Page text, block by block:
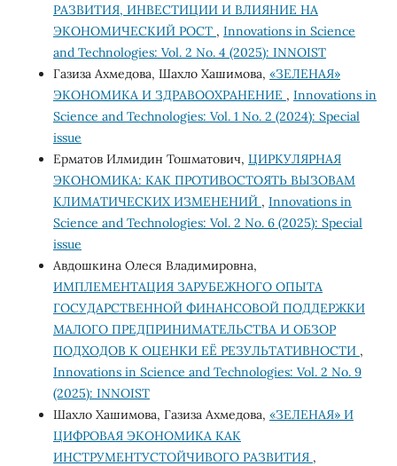
РАЗВИТИЯ, ИНВЕСТИЦИИ И ВЛИЯНИЕ НА
ЭКОНОМИЧЕСКИЙ РОСТ , Innovations in Science
and Technologies: Vol. 2 No. 4 (2025): INNOIST
Газиза Ахмедова, Шахло Хашимова, «ЗЕЛЕНАЯ»
ЭКОНОМИКА И ЗДРАВООХРАНЕНИЕ , Innovations in
Science and Technologies: Vol. 1 No. 2 (2024): Special
issue
Ерматов Илмидин Тошматович, ЦИРКУЛЯРНАЯ
ЭКОНОМИКА: КАК ПРОТИВОСТОЯТЬ ВЫЗОВАМ
КЛИМАТИЧЕСКИХ ИЗМЕНЕНИЙ , Innovations in
Science and Technologies: Vol. 2 No. 6 (2025): Special
issue
Авдошкина Олеся Владимировна,
ИМПЛЕМЕНТАЦИЯ ЗАРУБЕЖНОГО ОПЫТА
ГОСУДАРСТВЕННОЙ ФИНАНСОВОЙ ПОДДЕРЖКИ
МАЛОГО ПРЕДПРИНИМАТЕЛЬСТВА И ОБЗОР
ПОДХОДОВ К ОЦЕНКИ ЕЁ РЕЗУЛЬТАТИВНОСТИ ,
Innovations in Science and Technologies: Vol. 2 No. 9
(2025): INNOIST
Шахло Хашимова, Газиза Ахмедова, «ЗЕЛЕНАЯ» И
ЦИФРОВАЯ ЭКОНОМИКА КАК
ИНСТРУМЕНТУСТОЙЧИВОГО РАЗВИТИЯ ,